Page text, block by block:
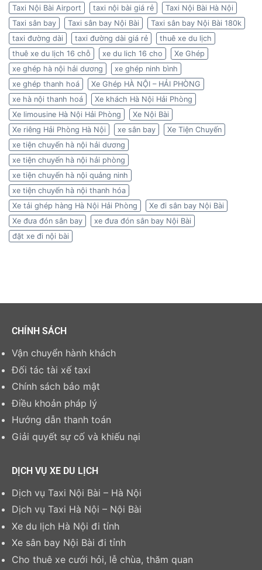
Taxi Nội Bài Airport
taxi nội bài giá rẻ
Taxi Nội Bài Hà Nội
Taxi sân bay
Taxi sân bay Nội Bài
Taxi sân bay Nội Bài 180k
taxi đường dài
taxi đường dài giá rẻ
thuê xe du lịch
thuê xe du lịch 16 chỗ
xe du lich 16 cho
Xe Ghép
xe ghép hà nội hải dương
xe ghép ninh bình
xe ghép thanh hoá
Xe Ghép HÀ NỘI – HẢI PHÒNG
xe hà nội thanh hoá
Xe khách Hà Nội Hải Phòng
Xe limousine Hà Nội Hải Phòng
Xe Nội Bài
Xe riêng Hải Phòng Hà Nội
xe sân bay
Xe Tiện Chuyến
xe tiện chuyến hà nội hải dương
xe tiện chuyến hà nội hải phòng
xe tiện chuyến hà nội quảng ninh
xe tiện chuyến hà nội thanh hóa
Xe tải ghép hàng Hà Nội Hải Phòng
Xe đi sân bay Nội Bài
Xe đưa đón sân bay
xe đưa đón sân bay Nội Bài
đặt xe đi nội bài
CHÍNH SÁCH
Vận chuyển hành khách
Đối tác tài xế taxi
Chính sách bảo mật
Điều khoản pháp lý
Hướng dẫn thanh toán
Giải quyết sự cố và khiếu nại
DỊCH VỤ XE DU LỊCH
Dịch vụ Taxi Nội Bài – Hà Nội
Dịch vụ Taxi Hà Nội – Nội Bài
Xe du lịch Hà Nội đi tỉnh
Xe sân bay Nội Bài đi tỉnh
Cho thuê xe cưới hỏi, lễ chùa, thăm quan